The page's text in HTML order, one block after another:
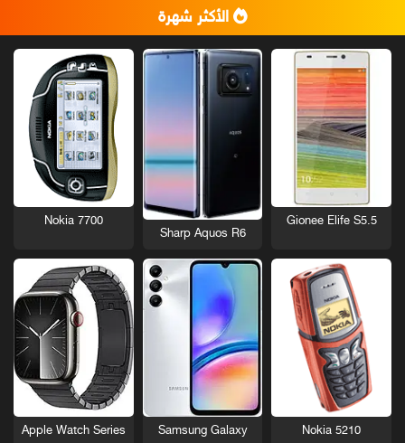
الأكثر شهرة
Gionee Elife S5.5
Sharp Aquos R6
Nokia 7700
Nokia 5210
Samsung Galaxy
Apple Watch Series